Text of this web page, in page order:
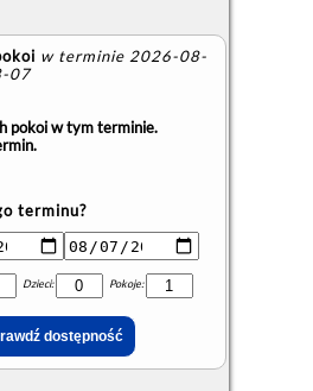
w terminie 2026-08-
07
pokoi w tym terminie.
terminu?
Dzieci: Pokoje: